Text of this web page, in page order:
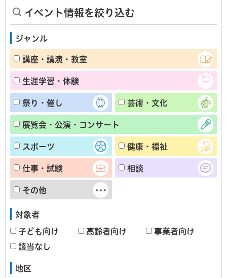
イベント情報を絞り込む
ジャンル
講座・講演・教室
生涯学習・体験
祭り・催し 芸術・文化
展覧会・公演・コンサート
スポーツ 健康・福祉
仕事・試験 相談
その他
対象者
子ども向け 高齢者向け
事業者向け
該当なし
地区